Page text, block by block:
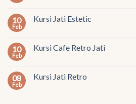
10
Feb
Kursi Jati Estetic
10
Feb
Kursi Cafe Retro Jati
08
Feb
Kursi Jati Retro